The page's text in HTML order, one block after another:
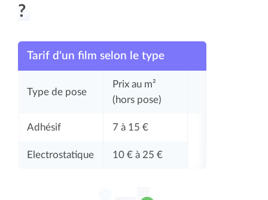
?
Tarif d'un film selon le type
Type de pose
Prix au m²
(hors pose)
Adhésif 7 à 15 €
Electrostatique 10 € à 25 €